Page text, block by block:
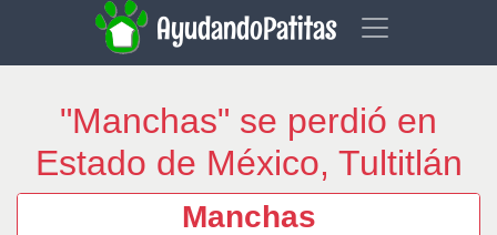
AyudandoPatitas
"Manchas" se perdió en
Estado de México, Tultitlán
Manchas